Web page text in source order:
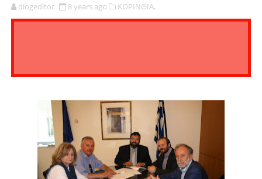
diogeditor 8 years ago ΚΟΡΙΝΘΙΑ,